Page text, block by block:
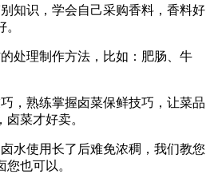
别知识，学会自己采购香料，香料好
处理制作方法，比如：肥肠、牛
，熟练掌握卤菜保鲜技巧，让菜品
菜才好卖。
水使用长了后难免浓稠，我们教您
也可以。